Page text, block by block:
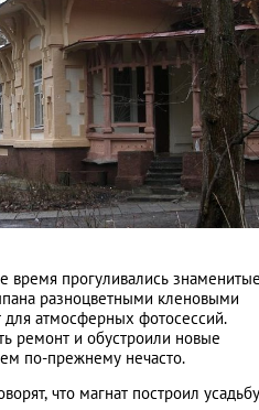
время прогуливались
разноцветными кленовыми
для атмосферных фотосессий.
ремонт и обустроили новые
по-прежнему нечасто.
что магнат построил усадьбу